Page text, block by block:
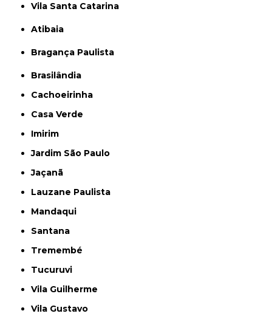
Vila Santa Catarina
Atibaia
Bragança Paulista
Brasilândia
Cachoeirinha
Casa Verde
Imirim
Jardim São Paulo
Jaçanã
Lauzane Paulista
Mandaqui
Santana
Tremembé
Tucuruvi
Vila Guilherme
Vila Gustavo